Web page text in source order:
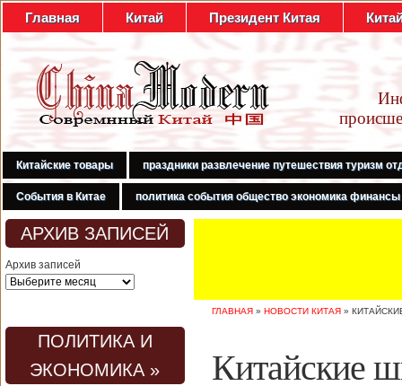
Главная Китай Президент Китая
Китайские товары праздники развлечение путешествия туризм
События в Китае политика события общество экономика финансы
АРХИВ ЗАПИСЕЙ
Архив записей
ПОЛИТИКА И
ЭКОНОМИКА »
ГЛАВНАЯ » НОВОСТИ КИТАЯ »
Китайские